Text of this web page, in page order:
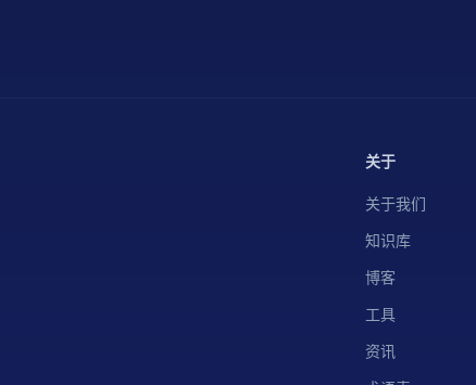
关于
关于我们
知识库
博客
工具
资讯